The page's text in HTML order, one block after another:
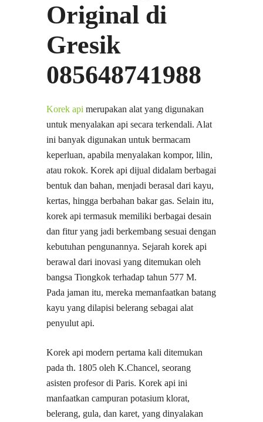
Original di
Gresik
085648741988
Korek api merupakan alat yang digunakan
untuk menyalakan api secara terkendali. Alat
ini banyak digunakan untuk bermacam
keperluan, apabila menyalakan kompor, lilin,
atau rokok. Korek api dijual didalam berbagai
bentuk dan bahan, menjadi berasal dari kayu,
kertas, hingga berbahan bakar gas. Selain itu,
korek api termasuk memiliki berbagai desain
dan fitur yang jadi berkembang sesuai dengan
kebutuhan pengunannya. Sejarah korek api
berawal dari inovasi yang ditemukan oleh
bangsa Tiongkok terhadap tahun 577 M.
Pada jaman itu, mereka memanfaatkan batang
kayu yang dilapisi belerang sebagai alat
penyulut api.
Korek api modern pertama kali ditemukan
pada th. 1805 oleh K.Chancel, seorang
asisten profesor di Paris. Korek api ini
manfaatkan campuran potasium klorat,
belerang, gula, dan karet, yang dinyalakan